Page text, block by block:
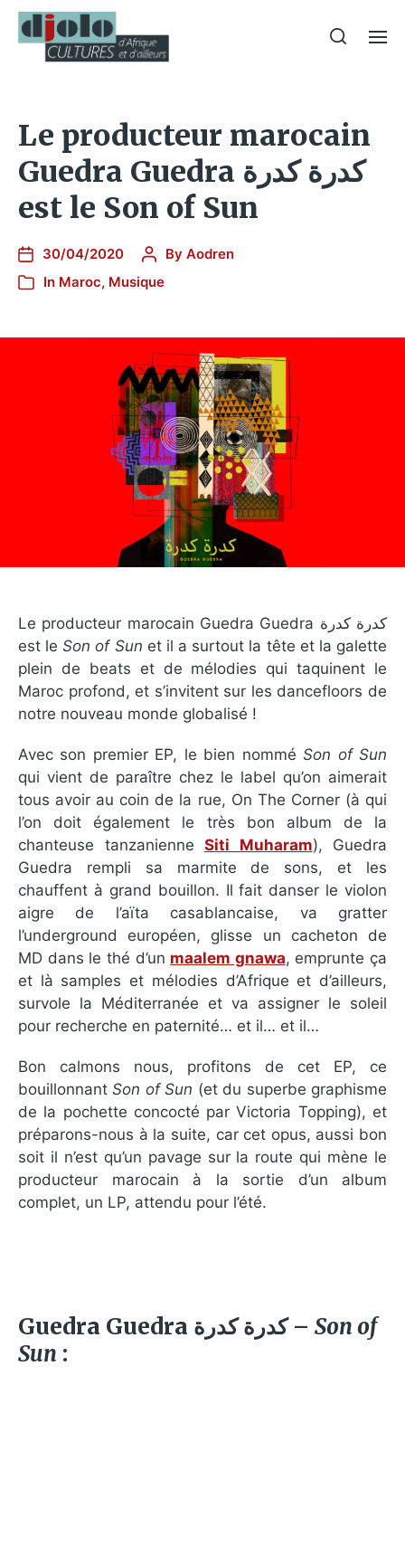
Le producteur marocain
Guedra Guedra كدرة كدرة
est le Son of Sun
30/04/2020 By Aodren
In Maroc, Musique
Le producteur marocain Guedra Guedra كدرة كدرة
est leSon of Sun et il a surtout la tête et la galette
plein de beats et de mélodies qui taquinent le
Maroc profond, et s’invitent sur les dancefloors de
notre nouveau monde globalisé !
Avec son premier EP, le bien nomméSon of Sun
qui vient de paraître chez le label qu’on aimerait
tous avoir au coin de la rue, On The Corner (à qui
l’on doit également le très bon album de la
chanteuse tanzanienne Siti Muharam), Guedra
Guedra rempli sa marmite de sons, et les
chauffent à grand bouillon. Il fait danser le violon
aigre de l’aïta casablancaise, va gratter
l’underground européen, glisse un cacheton de
MD dans le thé d’un maalem gnawa, emprunte ça
et là samples et mélodies d’Afrique et d’ailleurs,
survole la Méditerranée et va assigner le soleil
pour recherche en paternité… et il… et il…
Bon calmons nous, profitons de cet EP, ce
bouillonnantSon of Sun (et du superbe graphisme
de la pochette concocté par Victoria Topping), et
préparons-nous à la suite, car cet opus, aussi bon
soit il n’est qu’un pavage sur la route qui mène le
producteur marocain à la sortie d’un album
complet, un LP, attendu pour l’été.
Guedra Guedra كدرة كدرة – Son of
Sun :